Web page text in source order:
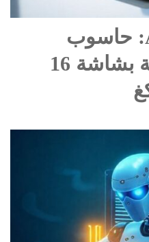
Acer Swift Air 16: حاسوب
محمول فائق الخفة بشاشة 16